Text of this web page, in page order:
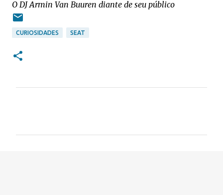
O DJ Armin Van Buuren diante de seu público
CURIOSIDADES SEAT
m